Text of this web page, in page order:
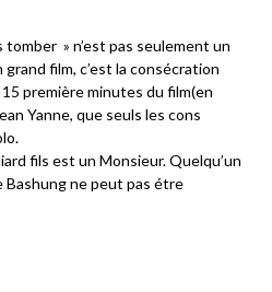
tomber » n’est pas seulement un
film, c’est la consécration
première minutes du film(en
Yanne, que seuls les cons
fils est un Monsieur. Quelqu’un
Bashung ne peut pas étre